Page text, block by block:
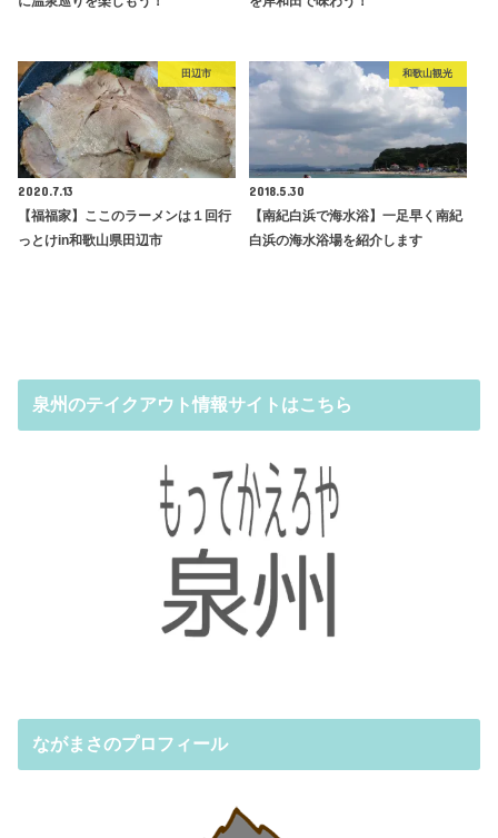
田辺市
2020.7.13
【福福家】ここのラーメンは１回行
っとけin和歌山県田辺市
和歌山観光
2018.5.30
【南紀白浜で海水浴】一足早く南紀
白浜の海水浴場を紹介します
泉州のテイクアウト情報サイトはこちら
ながまさのプロフィール